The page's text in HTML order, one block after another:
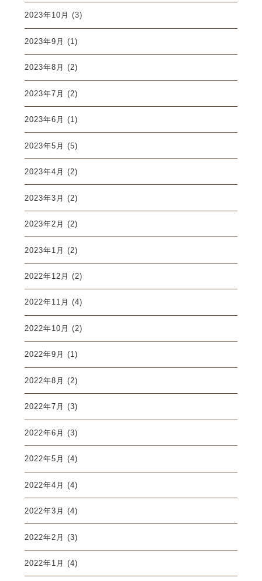
2023年10月 (3)
2023年9月 (1)
2023年8月 (2)
2023年7月 (2)
2023年6月 (1)
2023年5月 (5)
2023年4月 (2)
2023年3月 (2)
2023年2月 (2)
2023年1月 (2)
2022年12月 (2)
2022年11月 (4)
2022年10月 (2)
2022年9月 (1)
2022年8月 (2)
2022年7月 (3)
2022年6月 (3)
2022年5月 (4)
2022年4月 (4)
2022年3月 (4)
2022年2月 (3)
2022年1月 (4)